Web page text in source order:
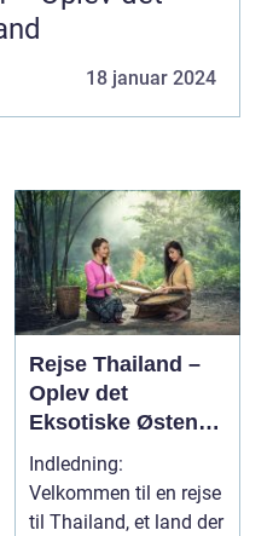
18 januar 2024
Rejse Thailand –
Oplev det
Eksotiske Østens
Vidunderland
Indledning:
Velkommen til en rejse
til Thailand, et land der